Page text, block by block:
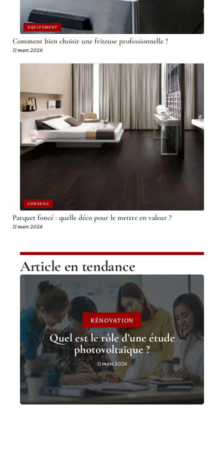
EQUIPEMENT
Comment bien choisir une friteuse professionnelle ?
11 mars 2026
CONSEILS
Parquet foncé : quelle déco pour le mettre en valeur ?
11 mars 2026
Article en tendance
RÉNOVATION
Quel est le rôle d’une étude
photovoltaïque ?
11 mars 2026